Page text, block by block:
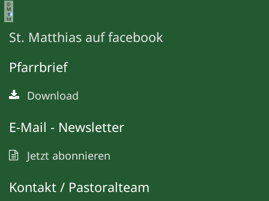
©
M
e
ta
St. Matthias auf facebook
Pfarrbrief
Download
E-Mail - Newsletter
Jetzt abonnieren
Kontakt / Pastoralteam